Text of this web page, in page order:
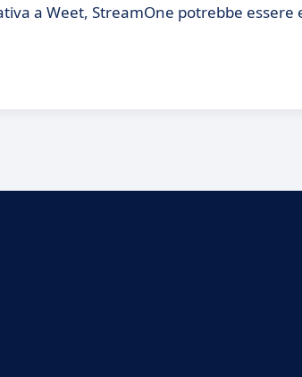
a Weet, StreamOne potrebbe essere